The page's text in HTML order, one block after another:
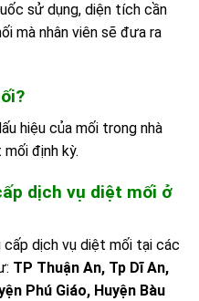
sử dụng, diện tích cần
mà nhân viên sẽ đưa ra
hiệu của mối trong nhà
định kỳ.
dịch vụ diệt mối ở
cấp dịch vụ diệt mối tại các
TP Thuận An, Tp Dĩ An,
Phú Giáo, Huyện Bàu